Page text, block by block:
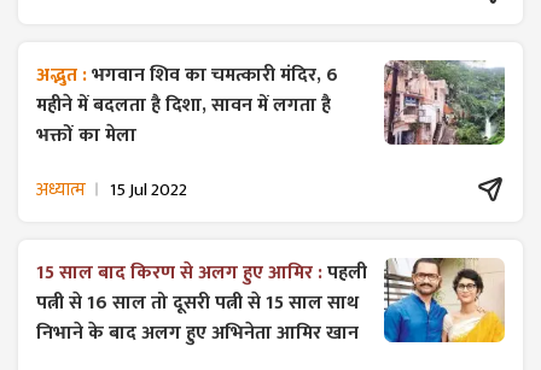
अद्भुत :भगवान शिव का चमत्कारी मंदिर, 6
महीने में बदलता है दिशा, सावन में लगता है
भक्तों का मेला
अध्यात्म 15 Jul 2022
15 साल बाद किरण से अलग हुए आमिर :पहली
पत्नी से 16 साल तो दूसरी पत्नी से 15 साल साथ
निभाने के बाद अलग हुए अभिनेता आमिर खान